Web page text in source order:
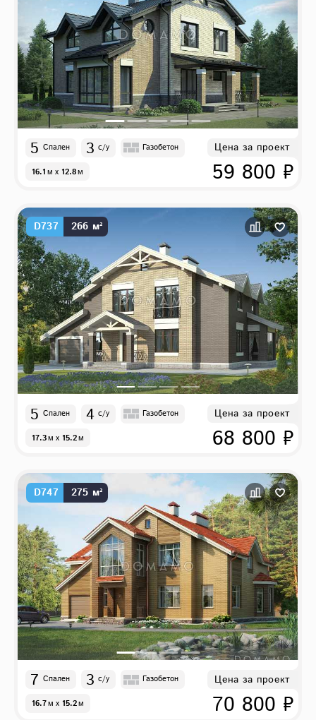
5 Спален 3 с/у Газобетон
16.1м x 12.8м
Цена за проект
59 800 ₽
D737 266 м²
5 Спален 4 с/у Газобетон
17.3м x 15.2м
Цена за проект
68 800 ₽
D747 275 м²
7 Спален 3 с/у Газобетон
16.7м x 15.2м
Цена за проект
70 800 ₽